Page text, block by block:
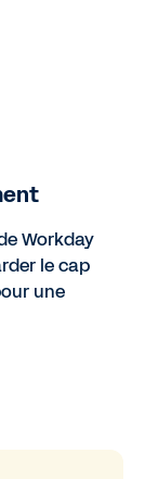
Workday
le cap
une